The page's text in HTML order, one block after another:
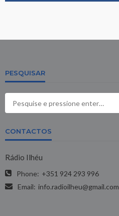
PESQUISAR
CONTACTOS
Rádio Ilhéu
Phone: +351 924 293 996
Email: info.radioilheu@gmail.com